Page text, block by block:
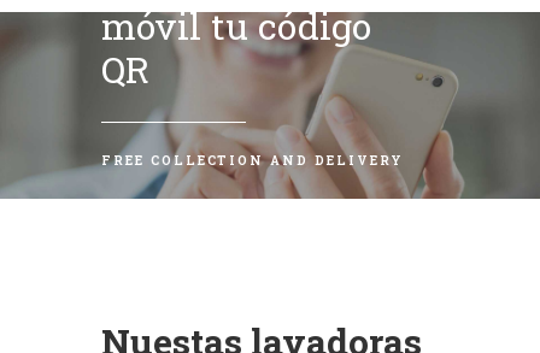
móvil tu código
QR
FREE COLLECTION AND DELIVERY
Nuestas lavadoras